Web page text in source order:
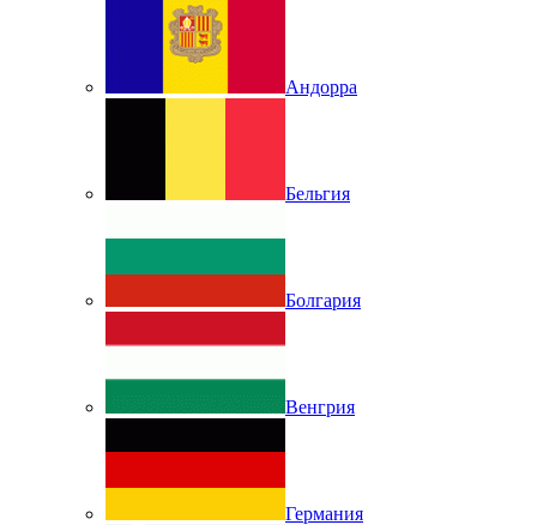
Андорра
Бельгия
Болгария
Венгрия
Германия